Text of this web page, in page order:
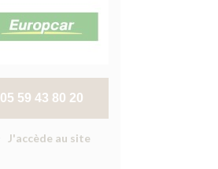
05 59 43 80 20
J'accède au site